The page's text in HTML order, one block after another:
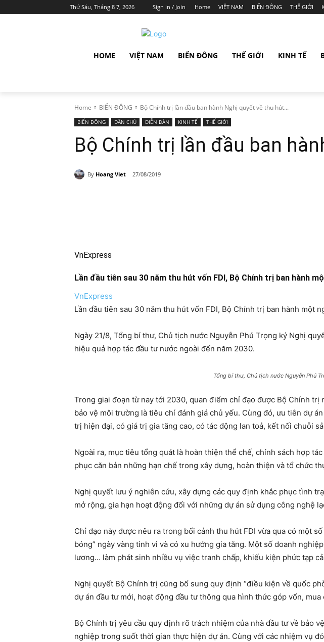
Thứ Sáu, Tháng 8 7, 2026 Sign in / Join Home VIỆT NAM BIỂN ĐÔNG THẾ GIỚI
HOME VIỆT NAM BIỂN ĐÔNG THẾ GIỚI KINH TẾ
Home BIỂN ĐÔNG Bộ Chính trị lần đầu ban hành Nghị quyết về thu hút...
BIỂN ĐÔNG DÂN CHỦ DIỄN ĐÀN KINH TẾ THẾ GIỚI
Bộ Chính trị lần đầu ban
By Hoang Viet 27/08/2019
VnExpress
Lần đầu tiên sau 30 năm thu hút vốn FDI, Bộ Chính trị ban hành
VnExpress
Lần đầu tiên sau 30 năm thu hút vốn FDI, Bộ Chính trị ban hành một
Ngày 21/8, Tổng bí thư, Chủ tịch nước Nguyễn Phú Trọng ký Nghị
hiệu quả hợp tác đầu tư nước ngoài đến năm 2030.
Tổng bí thư, Chủ tịch nước Nguyễn Phú
Trong giai đoạn từ nay tới 2030, quan điểm chỉ đạo được Bộ Chính
bảo vệ môi trường là tiêu chí đánh giá chủ yếu. Cùng đó, ưu tiên dự
trị hiện đại, có giá trị gia tăng cao, có tác động lan toả, kết nối chuỗi
Ngoài ra, mục tiêu tổng quát là hoàn thiện thể chế, chính sách hợp
phục căn bản những hạn chế trong xây dựng, hoàn thiện và tổ chức
Nghị quyết lưu ý nghiên cứu, xây dựng các quy định khắc phục tình
mở rộng, gia hạn hoạt động đối với những dự án sử dụng công nghệ
Chỉ đạo này được nêu ra trong bối cảnh thu hút FDI vừa qua có một
bóng” ngày vàng tinh vi và có xu hướng gia tăng. Một số doanh
lương… làm phát sinh nhiều vụ việc tranh chấp, khiếu kiện phức tạp
Nghị quyết Bộ Chính trị cũng bổ sung quy định “điều kiện về quốc
dự án đầu tư mới, hoạt động đầu tư thông qua hình thức góp vốn, mua
Bộ Chính trị yêu cầu quy định rõ trách nhiệm của nhà đầu tư về bảo
nghiệp trong suốt thời gian thực hiện dự án. Cùng với các nhiệm vụ